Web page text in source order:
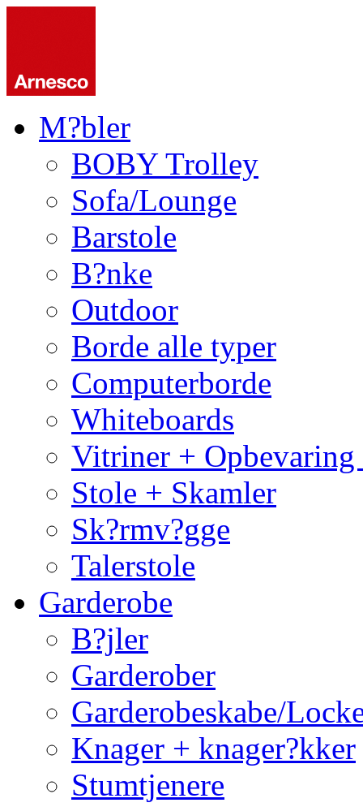
M?bler
BOBY Trolley
Sofa/Lounge
Barstole
B?nke
Outdoor
Borde alle typer
Computerborde
Whiteboards
Vitriner +
Stole + Skamler
Sk?rmv?gge
Talerstole
Garderobe
B?jler
Garderober
Garderobeskabe/
Knager + knager?kker
Stumtjenere